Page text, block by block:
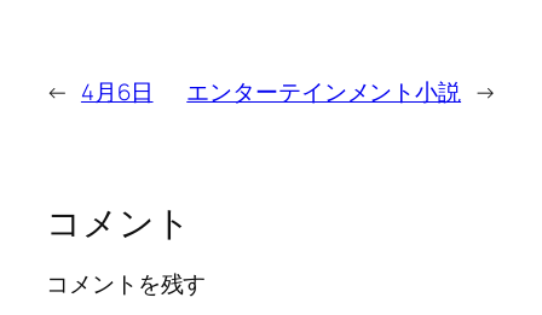
← 4月6日 エンターテインメント小説 →
コメント
コメントを残す